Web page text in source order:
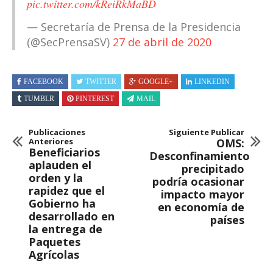
pic.twitter.com/kReiRkMaBD
— Secretaría de Prensa de la Presidencia
(@SecPrensaSV) 27 de abril de 2020
FACEBOOK TWITTER GOOGLE+
LINKEDIN
TUMBLR
PINTEREST MAIL
Publicaciones
Anteriores
Beneficiarios
aplauden el
orden y la
rapidez que el
Gobierno ha
desarrollado en
la entrega de
Paquetes
Agrícolas
Siguiente Publicar
OMS:
Desconfinamiento
precipitado
podría ocasionar
impacto mayor
en economía de
países